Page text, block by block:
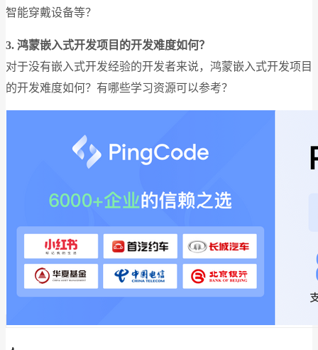
智能穿戴设备等？
3. 鸿蒙嵌入式开发项目的开发难度如何？
对于没有嵌入式开发经验的开发者来说，鸿蒙嵌入式开发项目
的开发难度如何？有哪些学习资源可以参考？